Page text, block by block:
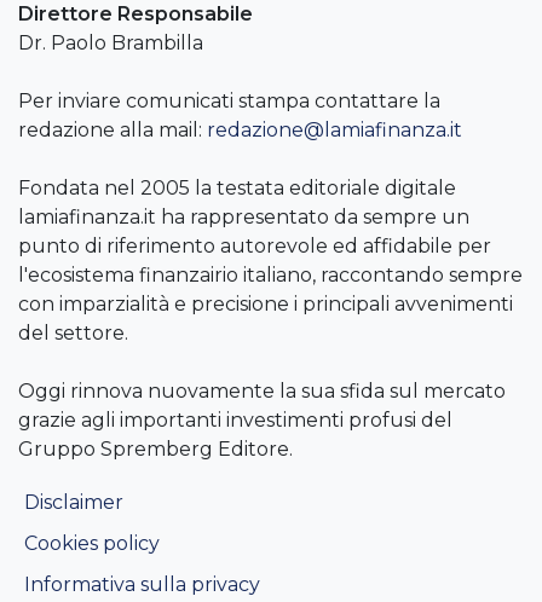
Direttore Responsabile
Dr. Paolo Brambilla
Per inviare comunicati stampa contattare la
redazione alla mail: redazione@lamiafinanza.it
Fondata nel 2005 la testata editoriale digitale
lamiafinanza.it ha rappresentato da sempre un
punto di riferimento autorevole ed affidabile per
l'ecosistema finanzairio italiano, raccontando sempre
con imparzialità e precisione i principali avvenimenti
del settore.
Oggi rinnova nuovamente la sua sfida sul mercato
grazie agli importanti investimenti profusi del
Gruppo Spremberg Editore.
Disclaimer
Cookies policy
Informativa sulla privacy